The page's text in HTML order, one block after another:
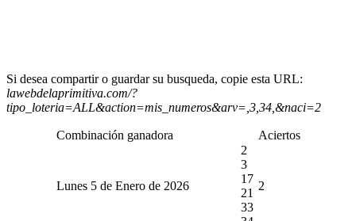
Si desea compartir o guardar su busqueda, copie esta URL:
lawebdelaprimitiva.com/?
tipo_loteria=ALL&action=mis_numeros&arv=,3,34,&naci=2
Combinación ganadora Aciertos
Lunes 5 de Enero de 2026
2
3
17
21
33
2